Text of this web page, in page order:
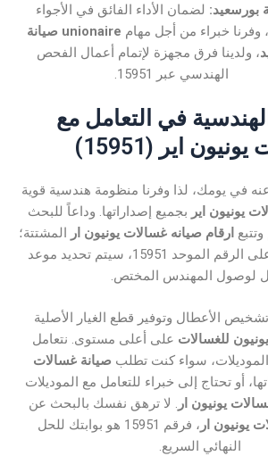
بورسعيد: لضمان الأداء الفائق في الأجواء
وفرنا خبراء من أجل مهام
unionaire صيانة
، ولدينا فرق مجهزة لإتمام أعمال الفحص
الهندسي عبر 15951.
في التعامل مع
اير (15951)
في يومك، لذا وفرنا منظومة هندسية قوية
يونيون اير بجميع إصداراتها. وداعاً للبحث
ارقام صيانه غسالات يونيون ار المشتتة؛
فمن خلال الاتصال على الرقم الموحد 15951، سيتم تحديد موعد
لوصول المهندس المختص.
الأعطال وتوفير قطع الغيار الأصلية
للغسالات على أعلى مستوى. نتعامل
الموديلات، سواء كنت تطلب صيانة غسالات
أو تحتاج إلى خبراء للتعامل مع الموديلات
يونيون ار . لا ترهق نفسك بالبحث عن
يونيون ار
، فرقم 15951 هو بوابتك للحل
النهائي السريع.